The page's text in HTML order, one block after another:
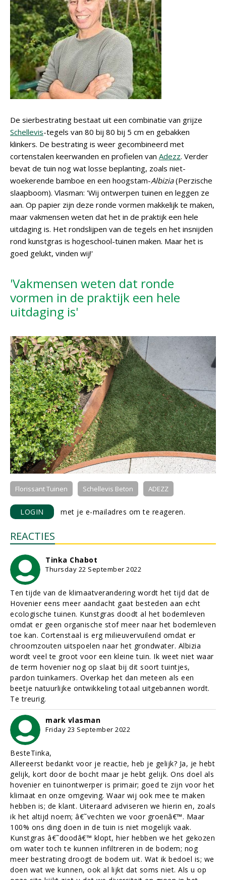
De sierbestrating bestaat uit een combinatie van grijze
Schellevis-tegels van 80 bij 80 bij 5 cm en gebakken
klinkers. De bestrating is weer gecombineerd met
cortenstalen keerwanden en profielen van Adezz. Verder
bevat de tuin nog wat losse beplanting, zoals niet-
woekerende bamboe en een hoogstam-Albizia(Perzische
slaapboom). Vlasman: 'Wij ontwerpen tuinen en leggen ze
aan. Op papier zijn deze ronde vormen makkelijk te maken,
maar vakmensen weten dat het in de praktijk een hele
uitdaging is. Het rondslijpen van de tegels en het insnijden
rond kunstgras is hogeschool-tuinen maken. Maar het is
goed gelukt, vinden wij!'
'Vakmensen weten dat ronde
vormen in de praktijk een hele
uitdaging is'
Florissant Tuinen Schellevis Beton ADEZZ
LOGIN met je e-mailadres om te reageren.
REACTIES
Tinka Chabot
Thursday 22 September 2022
Ten tijde van de klimaatverandering wordt het tijd dat de
Hovenier eens meer aandacht gaat besteden aan echt
ecologische tuinen. Kunstgras doodt al het bodemleven
omdat er geen organische stof meer naar het bodemleven
toe kan. Cortenstaal is erg milieuvervuilend omdat er
chroomzouten uitspoelen naar het grondwater. Albizia
wordt veel te groot voor een kleine tuin. Ik weet niet waar
de term hovenier nog op slaat bij dit soort tuintjes,
pardon tuinkamers. Overkap het dan meteen als een
beetje natuurlijke ontwikkeling totaal uitgebannen wordt.
Te treurig.
mark vlasman
Friday 23 September 2022
BesteTinka,
Allereerst bedankt voor je reactie, heb je gelijk? Ja, je hebt
gelijk, kort door de bocht maar je hebt gelijk. Ons doel als
hovenier en tuinontwerper is primair; goed te zijn voor het
klimaat en onze omgeving. Waar wij ook mee te maken
hebben is; de klant. Uiteraard adviseren we hierin en, zoals
ik het altijd noem; â€˜vechten we voor groenâ€™. Maar
100% ons ding doen in de tuin is niet mogelijk vaak.
Kunstgras â€˜doodâ€™ klopt, hier hebben we het gekozen
om water toch te kunnen infiltreren in de bodem; nog
meer bestrating droogt de bodem uit. Wat ik bedoel is; we
doen wat we kunnen, ook al lijkt dat soms niet. Als u op